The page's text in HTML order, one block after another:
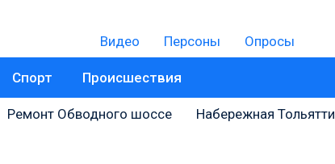
Видео Персоны Опросы
Спорт Происшествия
Ремонт Обводного шоссе
Набережная Тольятти